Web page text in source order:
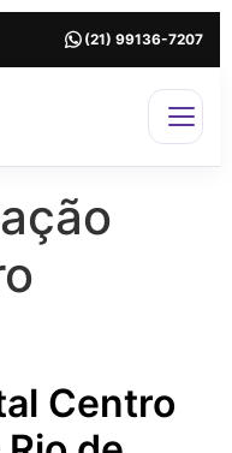
(21) 99136-7207
Centro